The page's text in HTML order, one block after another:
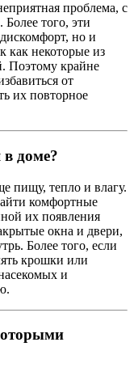
проблема, с
того, эти
но и
как некоторые из
Поэтому крайне
от
их повторное
доме?
пищу, тепло и влагу.
комфортные
их появления
окна и двери,
Более того, если
крошки или
и